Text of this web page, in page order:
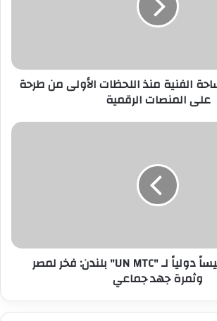
الفنية منذ اللحظات الأولى من طرحة
على المنصات الرقمية
محمد أبوزيد رئيساً دولياً لـ "UN MTC" بلندن: فخر لمصر
وثمرة جهد جماعي